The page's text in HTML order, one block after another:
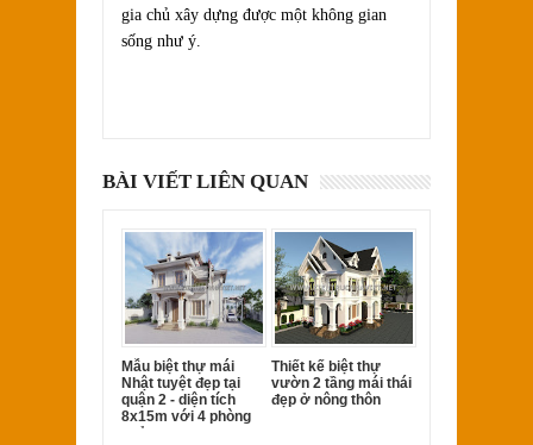
gia chủ xây dựng được một không gian
sống như ý.
BÀI VIẾT LIÊN QUAN
Mẫu biệt thự mái
Nhật tuyệt đẹp tại
quận 2 - diện tích
8x15m với 4 phòng
ngủ
Thiết kế biệt thự
vườn 2 tầng mái thái
đẹp ở nông thôn